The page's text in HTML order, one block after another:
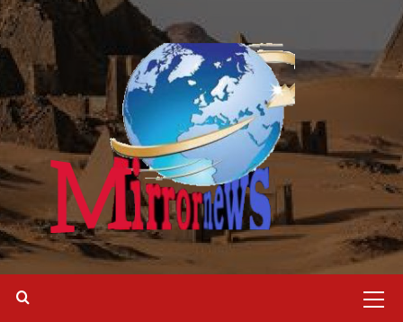
تخطي
إلى
المحتوى
الرئيسية